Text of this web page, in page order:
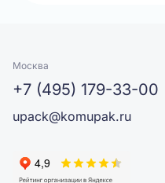
Москва
+7 (495) 179-33-00
upack@komupak.ru